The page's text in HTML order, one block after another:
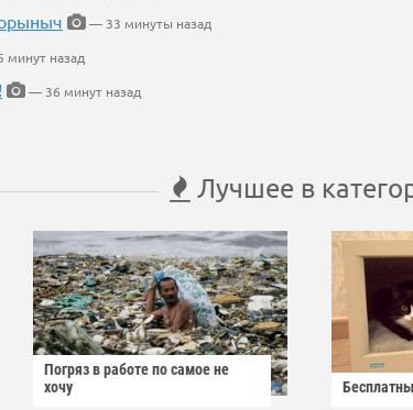
— 33 минуты назад
минут назад
— 36 минут назад
Лучшее в
Погряз в работе по самое не
хочу